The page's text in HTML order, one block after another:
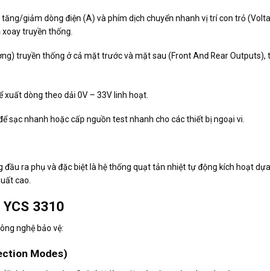
tăng/giảm dòng điện (A) và phím dịch chuyển nhanh vị trí con trỏ
truyền thống.
truyền thống ở cả mặt trước và mặt sau (Front And Rear Outputs),
xuất dòng theo dải 0V – 33V linh hoạt.
sạc nhanh hoặc cấp nguồn test nhanh cho các thiết bị ngoại vi.
ra phụ và đặc biệt là hệ thống quạt tản nhiệt tự động kích hoạt
cao.
3310
nghệ bảo vệ:
Modes)